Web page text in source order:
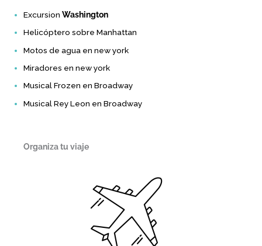
Excursion Washington
Helicóptero sobre Manhattan
Motos de agua en new york
Miradores en new york
Musical Frozen en Broadway
Musical Rey Leon en Broadway
Organiza tu viaje